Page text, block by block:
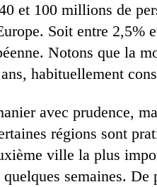
et 100 millions de
Soit entre 2,5%
Notons que la
habituellement
avec prudence,
régions sont
ville la plus
quelques semaines.